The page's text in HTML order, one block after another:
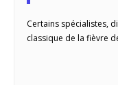
Certains spécialistes,
classique de la fièvre